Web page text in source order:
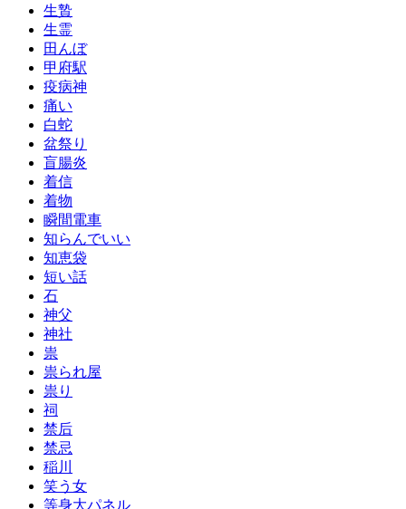
生贄
生霊
田んぼ
甲府駅
疫病神
痛い
白蛇
盆祭り
盲腸炎
着信
着物
瞬間電車
知らんでいい
知恵袋
短い話
石
神父
神社
祟
祟られ屋
祟り
祠
禁后
禁忌
稲川
笑う女
等身大パネル